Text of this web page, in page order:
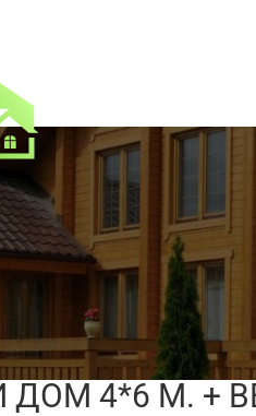
Дачный дом 4*6 м. +
4*6 М. +